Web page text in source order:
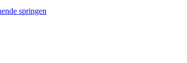
springen